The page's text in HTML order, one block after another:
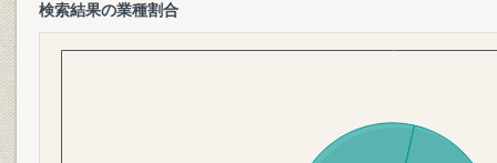
検索結果の業種割合